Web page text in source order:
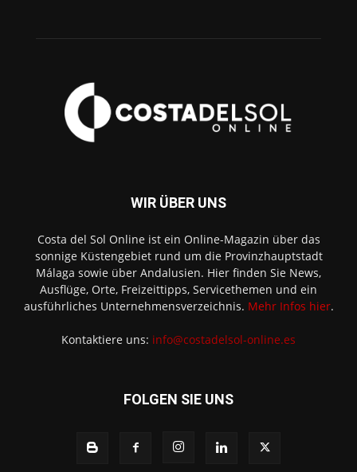
WIR ÜBER UNS
Costa del Sol Online ist ein Online-Magazin über das
sonnige Küstengebiet rund um die Provinzhauptstadt
Málaga sowie über Andalusien. Hier finden Sie News,
Ausflüge, Orte, Freizeittipps, Servicethemen und ein
ausführliches Unternehmensverzeichnis. Mehr Infos hier.
Kontaktiere uns: info@costadelsol-online.es
FOLGEN SIE UNS